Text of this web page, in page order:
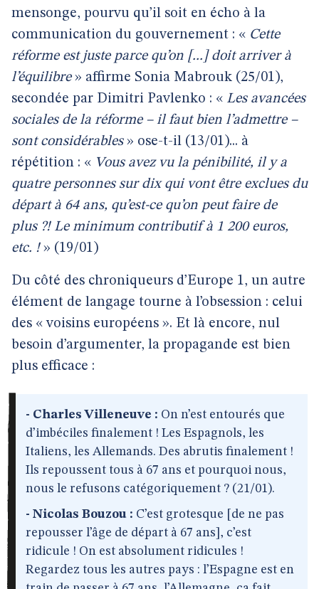
mensonge, pourvu qu’il soit en écho à la
communication du gouvernement : « Cette
réforme est juste parce qu’on [...] doit arriver à
l’équilibre» affirme Sonia Mabrouk (25/01),
secondée par Dimitri Pavlenko : « Les avancées
sociales de la réforme – il faut bien l’admettre –
sont considérables» ose-t-il (13/01)... à
répétition : « Vous avez vu la pénibilité, il y a
quatre personnes sur dix qui vont être exclues du
départ à 64 ans, qu’est-ce qu’on peut faire de
plus ?! Le minimum contributif à 1 200 euros,
etc. !» (19/01)
Du côté des chroniqueurs d’Europe 1, un autre
élément de langage tourne à l’obsession : celui
des « voisins européens ». Et là encore, nul
besoin d’argumenter, la propagande est bien
plus efficace :
- Charles Villeneuve : On n’est entourés que
d’imbéciles finalement ! Les Espagnols, les
Italiens, les Allemands. Des abrutis finalement !
Ils repoussent tous à 67 ans et pourquoi nous,
nous le refusons catégoriquement ? (21/01).
- Nicolas Bouzou : C’est grotesque [de ne pas
repousser l’âge de départ à 67 ans], c’est
ridicule ! On est absolument ridicules !
Regardez tous les autres pays : l’Espagne est en